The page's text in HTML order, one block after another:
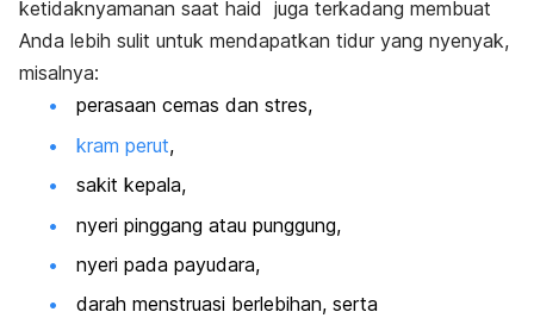
ketidaknyamanan saat haid juga terkadang membuat
Anda lebih sulit untuk mendapatkan tidur yang nyenyak,
misalnya:
perasaan cemas dan stres,
kram perut,
sakit kepala,
nyeri pinggang atau punggung,
nyeri pada payudara,
darah menstruasi berlebihan, serta